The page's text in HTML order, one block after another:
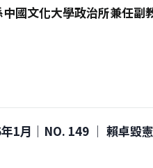
中國文化大學政治所兼任副
1月｜NO. 149 │ 賴卓毀